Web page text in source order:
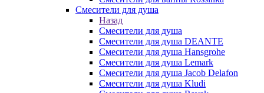
Смесители для душа
Назад
Смесители для душа
Смесители для душа DEANTE
Смесители для душа Hansgrohe
Смесители для душа Lemark
Смесители для душа Jacob Delafon
Смесители для душа Kludi